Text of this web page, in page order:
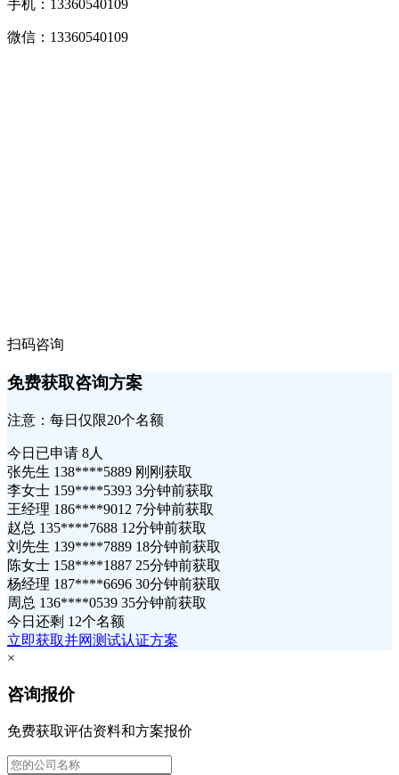
手机：13360540109
微信：13360540109
扫码咨询
免费获取咨询方案
注意：每日仅限20个名额
今日已申请 8人
张先生 138****5889 刚刚获取
李女士 159****5393 3分钟前获取
王经理 186****9012 7分钟前获取
赵总 135****7688 12分钟前获取
刘先生 139****7889 18分钟前获取
陈女士 158****1887 25分钟前获取
杨经理 187****6696 30分钟前获取
周总 136****0539 35分钟前获取
今日还剩 12个名额
立即获取并网测试认证方案
×
咨询报价
免费获取评估资料和方案报价